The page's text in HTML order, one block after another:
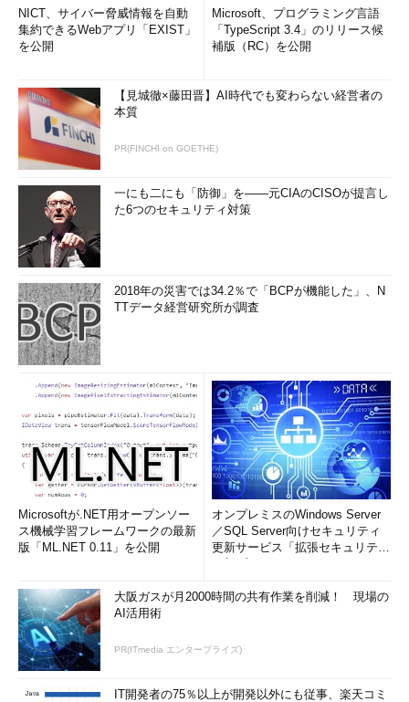
NICT、サイバー脅威情報を自動
集約できるWebアプリ「EXIST」
を公開
Microsoft、プログラミング言語
「TypeScript 3.4」のリリース候
補版（RC）を公開
【見城徹×藤田晋】AI時代でも変わらない経営者の
本質
PR(FINCHI on GOETHE)
一にも二にも「防御」を――元CIAのCISOが提言し
た6つのセキュリティ対策
2018年の災害では34.2％で「BCPが機能した」、N
TTデータ経営研究所が調査
Microsoftが.NET用オープンソー
ス機械学習フレームワークの最新
版「ML.NET 0.11」を公開
オンプレミスのWindows Server
／SQL Server向けセキュリティ
更新サービス「拡張セキュリティ
大阪ガスが月2000時間の共有作業を削減！ 現場の
AI活用術
PR(ITmedia エンタープライズ)
IT開発者の75％以上が開発以外にも従事、楽天コミ